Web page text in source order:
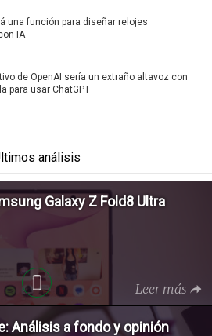
una función para diseñar relojes
IA
de OpenAI sería un extraño altavoz con
para usar ChatGPT
análisis
Galaxy Z Fold8 Ultra
Leer más
Análisis a fondo y opinión